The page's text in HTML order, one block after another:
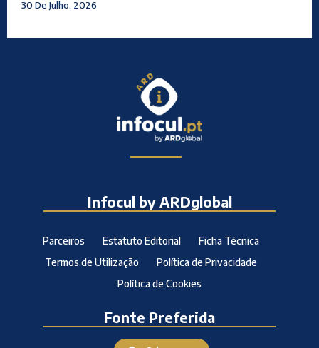
30 De Julho, 2026
Infocul by ARDglobal
Parceiros Estatuto Editorial
Ficha Técnica
Termos de Utilização
Política de Privacidade
Política de Cookies
Fonte Preferida